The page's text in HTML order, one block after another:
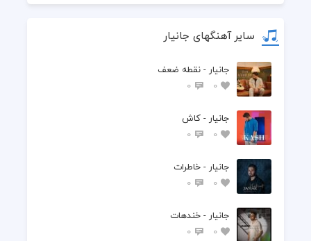
  من که مثه یه شاه اومدم
  دلم برات کلی تنگ شده
  نگو دلت عین سنگ شده
  بمونو این وضعو جمع کنش
  دلم برات کلی تنگ شده
  بیا و این بحثو حل کنش
سایر آهنگهای جانیار
جانیار - نقطه ضعف
0
0
جانیار - کاش
0
0
جانیار - خاطرات
0
0
جانیار - خندهات
0
0